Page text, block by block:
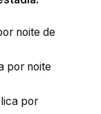
noite de
por noite
por